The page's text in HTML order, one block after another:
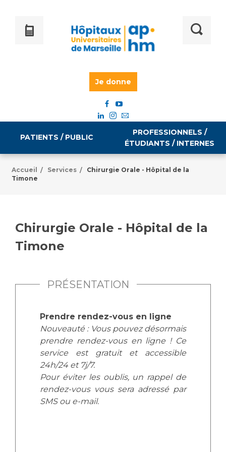
Je donne
PATIENTS / PUBLIC
Tarifs
Vous accompagnez, vous rendez visite à un patient
Vous allez être hospitalisé(e)
à réaliser
myaphm, votre espace santé en ligne
Infos COVID-19
Vivre ensemble à l'hôpital
Culture à l'hôpital
PROFESSIONNELS /
ÉTUDIANTS / INTERNES
Emploi / formation
Emplois paramédicaux
Emplois médicaux
Emplois techniques et médico-techniques
Emplois divers
Emplois socio-éducatifs
Statuts
Stages paramédicaux
Accueil / Services /
Chirurgie Orale - Hôpital de la
Timone
Chirurgie Orale - Hôpital de la
Timone
PRÉSENTATION
Prendre rendez-vous en ligne
Nouveauté : Vous pouvez désormais
prendre rendez-vous en ligne ! Ce
service est gratuit et accessible
24h/24 et 7j/7.
Pour éviter les oublis, un rappel de
rendez-vous vous sera adressé par
SMS ou e-mail.